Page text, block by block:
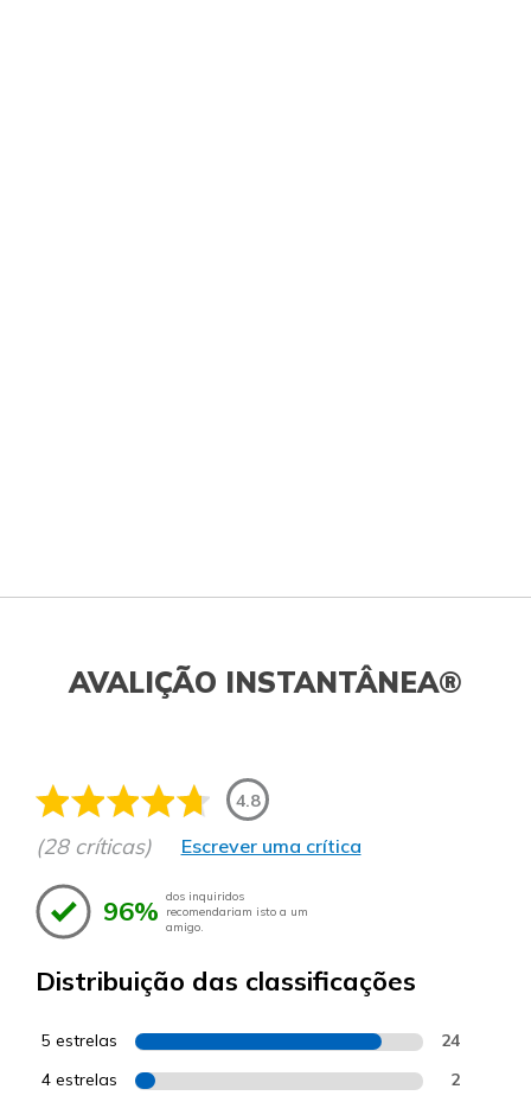
AVALIÇÃO INSTANTÂNEA®
4.8
(28 críticas) Escrever uma crítica
96% dos inquiridos
recomendariam isto a um
amigo.
Distribuição das classificações
5 estrelas 24
4 estrelas 2